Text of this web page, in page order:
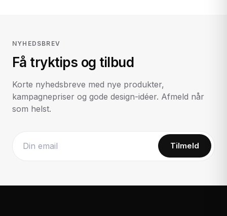
NYHEDSBREV
Få tryktips og tilbud
Korte nyhedsbreve med nye produkter,
kampagnepriser og gode design-idéer. Afmeld når
som helst.
Tilmeld